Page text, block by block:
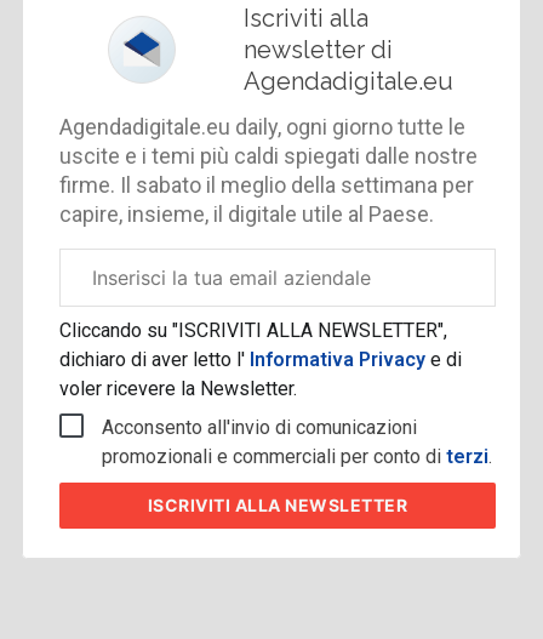
Iscriviti alla
newsletter di
Agendadigitale.eu
Agendadigitale.eu daily, ogni giorno tutte le
uscite e i temi più caldi spiegati dalle nostre
firme. Il sabato il meglio della settimana per
capire, insieme, il digitale utile al Paese.
aziendale
Cliccando su "ISCRIVITI ALLA NEWSLETTER",
dichiaro di aver letto l' Informativa Privacye di
voler ricevere la Newsletter.
Acconsento all'invio di comunicazioni
promozionali e commerciali per conto diterzi.
ISCRIVITI ALLA NEWSLETTER